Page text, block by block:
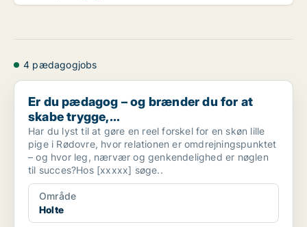
4 pædagogjobs
Er du pædagog – og brænder du for at skabe trygge,...
Er du pædagog – og brænder du for at
skabe trygge,...
Har du lyst til at gøre en reel forskel for en skøn lille
pige i Rødovre, hvor relationen er omdrejningspunktet
– og hvor leg, nærvær og genkendelighed er nøglen
til succes?Hos [xxxxx] søge..
Område
Holte